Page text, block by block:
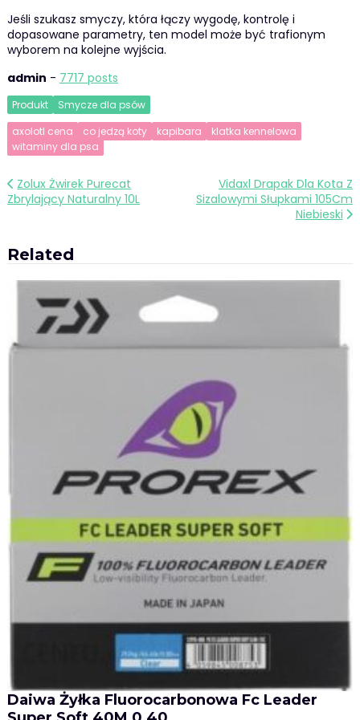
Jeśli szukasz smyczy, która łączy wygodę, kontrolę i
dopasowane parametry, ten model może być trafionym
wyborem na kolejne wyjścia.
admin - 7717 posts
Produkt
Smycze dla psów
axolotl cena
co jedzą koty kapibara
klatka kennelowa
witaminy dla psa
Nawigacja
wpisu
Zolux Żwirek Purecat
Zbrylający Naturalny 10L
Vidaxl Drapak Dla Kota Z
Sizalowymi Słupkami 105Cm
Niebieski
Related
Daiwa Żyłka Fluorocarbonowa Fc Leader